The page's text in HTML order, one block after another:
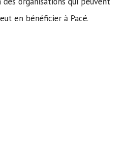
en bénéficier à Pacé.